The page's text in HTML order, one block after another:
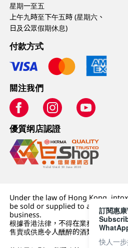
星期一至五
上午九時至下午五時 (星期六、
日及公眾假期休息)
付款方式
關注我們
優質纲店認證
Under the law of Hong Kong,
be sold or supplied to a minor
business.
根據香港法律，不得在業務過程中，
售賣或供應令人醺醉的酒類。
訂閱惠
快人一